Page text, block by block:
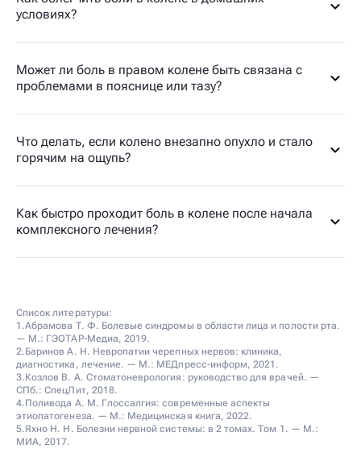
условиях?
Может ли боль в правом колене быть связана с
проблемами в пояснице или тазу?
Что делать, если колено внезапно опухло и стало
горячим на ощупь?
Как быстро проходит боль в колене после начала
комплексного лечения?
Список литературы:
1.Абрамова Т. Ф. Болевые синдромы в области лица и полости рта.
— М.: ГЭОТАР-Медиа, 2019.
2.Баринов А. Н. Невропатии черепных нервов: клиника,
диагностика, лечение. — М.: МЕДпресс-информ, 2021.
3.Козлов В. А. Стоматоневрология: руководство для врачей. —
СПб.: СпецЛит, 2018.
4.Поливода А. М. Глоссалгия: современные аспекты
этиопатогенеза. — М.: Медицинская книга, 2022.
5.Яхно Н. Н. Болезни нервной системы: в 2 томах. Том 1. — М.:
МИА, 2017.